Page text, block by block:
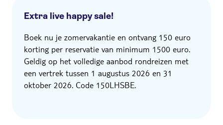
Extra live happy sale!
Boek nu je zomervakantie en ontvang 150 euro
korting per reservatie van minimum 1500 euro.
Geldig op het volledige aanbod rondreizen met
een vertrek tussen 1 augustus 2026 en 31
oktober 2026. Code 150LHSBE.